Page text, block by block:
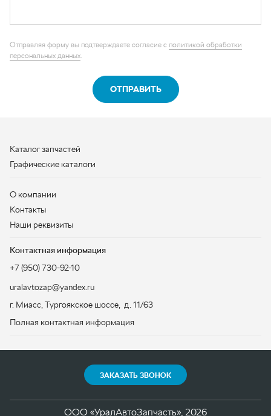
Каталог запчастей
Контактная информация
+7 (950) 730-92-10
uralavtozap@yandex.ru
г. Миасс, Тургоякское шоссе, д. 11/63
Полная контактная информация
Политика конфиденциальности